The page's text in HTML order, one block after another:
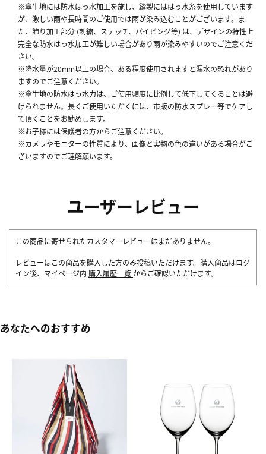
※傘生地には防水はっ水加工を施し、縫製にははっ水糸を使用しています
が、激しい雨や長時間のご使用では雨が染み込むことがございます。ま
た、飾り加工部分 (刺繍、ステッチ、パイピング等) は、デザインの特性上
完全な防水はっ水加工が難しい場合があり雨が染みやすいのでご注意くだ
さい。
※降水量が20mm以上の場合、ある程度使用されますと漏水の恐れがあり
ますのでご注意ください。
※傘生地の防水はっ水力は、ご使用頻度に比例して低下してくることは避
けられません。長くご使用いただくには、市販の防水スプレー等でケアし
て頂くことをお勧めします。
※お子様には保護者の方からご注意ください。
※カメラやモニターの性質により、画像と実物の色の違いがある場合がご
ざいますのでご理解願います。
ユーザーレビュー
この商品に寄せられたカスタマーレビューはまだありません。
レビューはこの商品を購入した方のみ投稿いただけます。購入商品はログ
イン後、マイページ内 購入履歴一覧 からご確認いただけます。
あなたへのおすすめ